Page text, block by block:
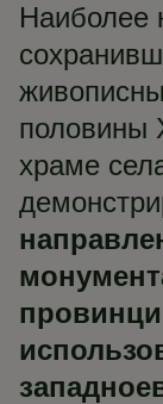
Наиболее
половины
храме